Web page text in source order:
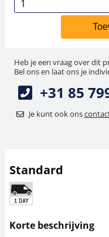
Heb je een vraag over dit
Bel ons en laat ons je
+31 85
Je kunt ook ons
Standard
Korte beschrijving